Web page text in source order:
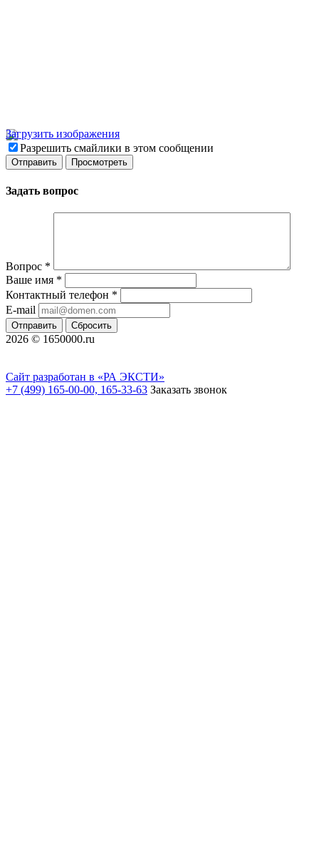
Загрузить изображения
Разрешить смайлики в этом сообщении
Задать вопрос
Вопрос *
Ваше имя *
Контактный телефон *
E-mail
Отправить Сбросить
2026 © 1650000.ru
Сайт разработан в «РА ЭКСТИ»
+7 (499) 165-00-00, 165-33-63 Заказать звонок